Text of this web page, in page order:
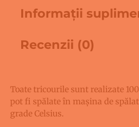
Informații
Recenzii (0)
Toate tricourile sunt realizate
pot fi spălate în mașina de
grade Celsius.